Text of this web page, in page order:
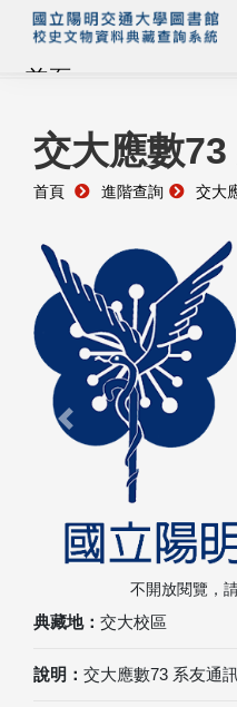
首頁
藏品查詢
校史館簡介
藏品清單全覽
資料調閱申請
管理者登入
交大應數
首頁 進階查詢 交大
典藏地： 交大校區
說明： 交大應數73 系友通
Previous
不開放閱覽，